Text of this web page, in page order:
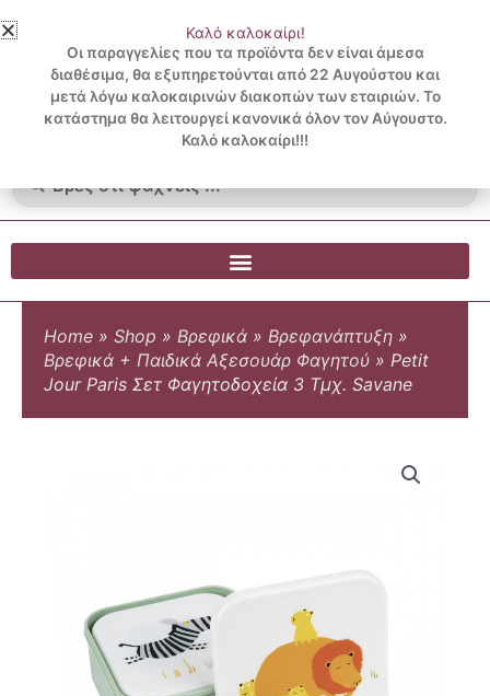
στο
περιεχόμενο
3 ΔΟΣΕΙΣ ΧΩΡΙΣ ΠΙΣΤΩΤΙΚΗ ΜΕ KLARNA
...
Λογαριασμός
Blog
0.00€
0
Cart
Home » Shop » Βρεφικά » Βρεφανάπτυξη »
Βρεφικά + Παιδικά Αξεσουάρ Φαγητού » Petit
Jour Paris Σετ Φαγητοδοχεία 3 Τμχ. Savane
Καλό καλοκαίρι!
Οι παραγγελίες που τα προϊόντα δεν είναι άμεσα
διαθέσιμα, θα εξυπηρετούνται από 22 Αυγούστου και
μετά λόγω καλοκαιρινών διακοπών των εταιριών. Το
κατάστημα θα λειτουργεί κανονικά όλον τον Αύγουστο.
Καλό καλοκαίρι!!!